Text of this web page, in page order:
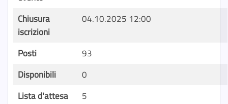
Chiusura
iscrizioni
04.10.2025 12:00
Posti
93
Disponibili
0
Lista d'attesa
5